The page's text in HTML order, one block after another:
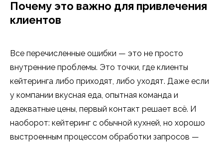
Почему это важно для привлечения
клиентов
Все перечисленные ошибки — это не просто
внутренние проблемы. Это точки, где клиенты
кейтеринга либо приходят, либо уходят. Даже если
у компании вкусная еда, опытная команда и
адекватные цены, первый контакт решает всё. И
наоборот: кейтеринг с обычной кухней, но хорошо
выстроенным процессом обработки запросов —